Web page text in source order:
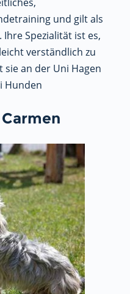
und gilt als
Spezialität ist es,
verständlich zu
an der Uni Hagen
Hunden